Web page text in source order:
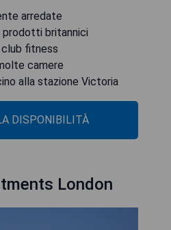
arredate
prodotti britannici
fitness
camere
alla stazione Victoria
DISPONIBILITÀ
London